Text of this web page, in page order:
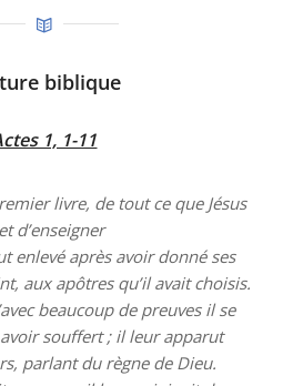
biblique
1, 1-11
livre, de tout ce que Jésus
d’enseigner
enlevé après avoir donné ses
aux apôtres qu’il avait choisis.
beaucoup de preuves il se
souffert ; il leur apparut
parlant du règne de Dieu.